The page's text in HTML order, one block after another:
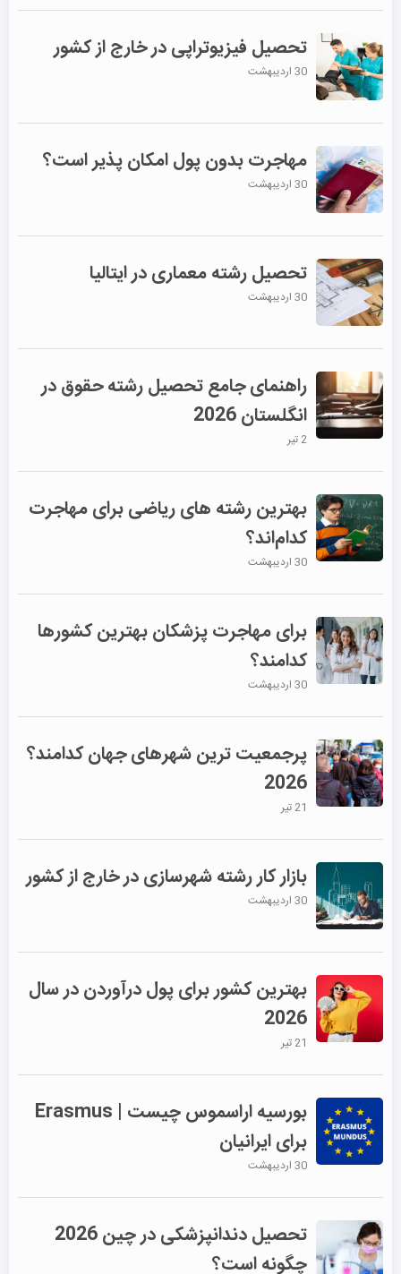
تحصیل فیزیوتراپی در خارج از کشور
30 اردیبهشت
مهاجرت بدون پول امکان پذیر است؟
30 اردیبهشت
تحصیل رشته معماری در ایتالیا
30 اردیبهشت
راهنمای جامع تحصیل رشته حقوق در
انگلستان 2026
2 تیر
بهترین رشته ‌های ریاضی برای مهاجرت
کدام‌اند؟
30 اردیبهشت
برای مهاجرت پزشکان بهترین کشورها
کدامند؟
30 اردیبهشت
پرجمعیت ترین شهرهای جهان کدامند؟
2026
21 تیر
بازار کار رشته شهرسازی در خارج از کشور
30 اردیبهشت
بهترین کشور برای پول درآوردن در سال
2026
21 تیر
بورسیه اراسموس چیست | Erasmus
برای ایرانیان
30 اردیبهشت
تحصیل دندانپزشکی در چین 2026
چگونه است؟